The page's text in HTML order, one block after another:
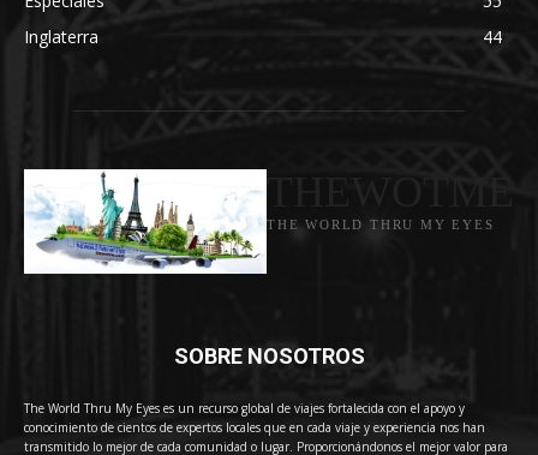
Inglaterra
44
THE WORLD THRU MY EYES
SOBRE NOSOTROS
The World Thru My Eyes es un recurso global de viajes fortalecida con el apoyo y
conocimiento de cientos de expertos locales que en cada viaje y experiencia nos han
transmitido lo mejor de cada comunidad o lugar. Proporcionándonos el mejor valor para